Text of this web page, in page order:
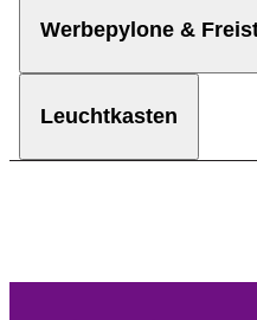
Werbepylone &
Leuchtkasten